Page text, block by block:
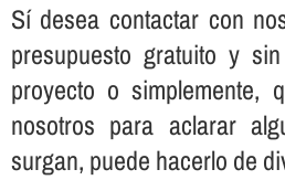
Sí­ desea contactar con
presupuesto gratuito y
proyecto o simplemente,
nosotros para aclarar
surgan, puede hacerlo de